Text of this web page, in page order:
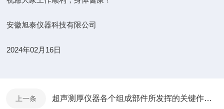
安徽旭泰仪器科技有限公司
2024年02月16日
上一条 超声测厚仪器各个组成部件所发挥的关键作用介绍